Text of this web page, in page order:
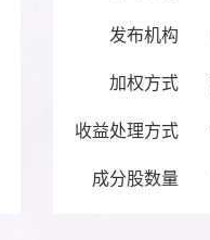
发布机构
加权方式
收益处理方式
成分股数量